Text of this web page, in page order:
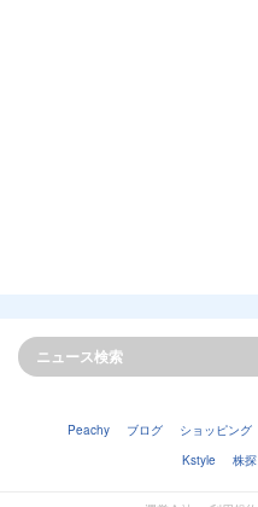
Peachy ブログ ショッピング
Kstyle
株探